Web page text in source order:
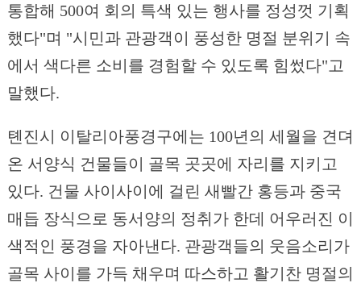
통합해 500여 회의 특색 있는 행사를 정성껏 기획
했다"며 "시민과 관광객이 풍성한 명절 분위기 속
에서 색다른 소비를 경험할 수 있도록 힘썼다"고
말했다.
톈진시 이탈리아풍경구에는 100년의 세월을 견뎌
온 서양식 건물들이 골목 곳곳에 자리를 지키고
있다. 건물 사이사이에 걸린 새빨간 홍등과 중국
매듭 장식으로 동서양의 정취가 한데 어우러진 이
색적인 풍경을 자아낸다. 관광객들의 웃음소리가
골목 사이를 가득 채우며 따스하고 활기찬 명절의